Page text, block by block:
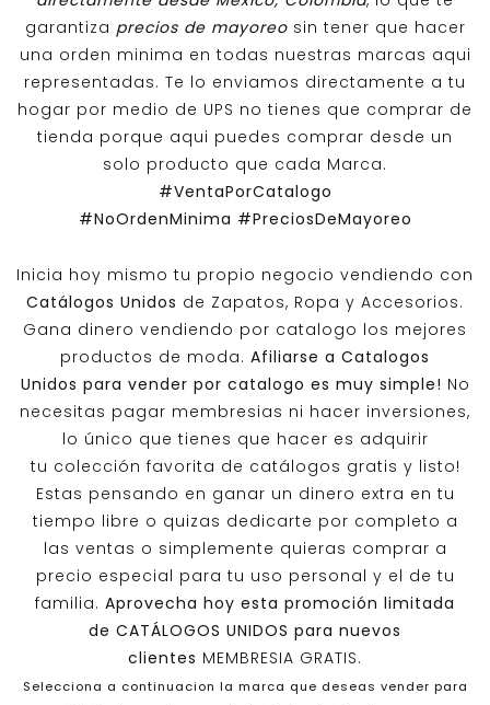
garantiza precios de mayoreosin tener que hacer
una orden minima en todas nuestras marcas aqui
representadas. Te lo enviamos directamente a tu
hogar por medio de UPS no tienes que comprar de
tienda porque aqui puedes comprar desde un
solo producto que cada Marca.
#VentaPorCatalogo
#NoOrdenMinima #PreciosDeMayoreo
Inicia hoy mismo tu propio negocio vendiendo con
Catálogos Unidos de Zapatos, Ropa y Accesorios.
Gana dinero vendiendo por catalogo los mejores
productos de moda. Afiliarse a Catalogos
Unidos para vender por catalogo es muy simple! No
necesitas pagar membresias ni hacer inversiones,
lo único que tienes que hacer es adquirir
tu colección favorita de catálogos gratis y listo!
Estas pensando en ganar un dinero extra en tu
tiempo libre o quizas dedicarte por completo a
las ventas o simplemente quieras comprar a
precio especial para tu uso personal y el de tu
familia. Aprovecha hoy esta promoción limitada
de CATÁLOGOS UNIDOS para nuevos
clientes MEMBRESIA GRATIS.
Selecciona a continuacion la marca que deseas vender para